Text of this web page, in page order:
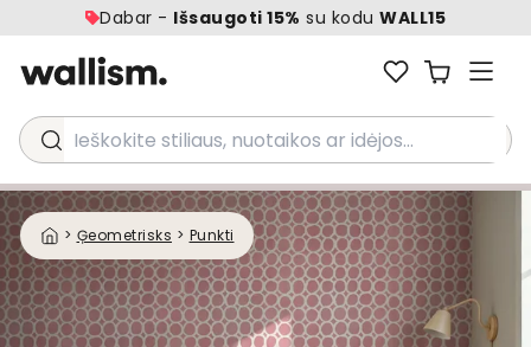
Dabar - Išsaugoti 15% su kodu WALL15
Ieškokite stiliaus, nuotaikos ar idėjos...
> Ģeometrisks > Punkti